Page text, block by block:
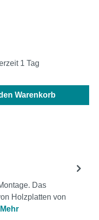
1 Tag
gewünschten
Warenkorb
Das
Holzplatten von
Mehr